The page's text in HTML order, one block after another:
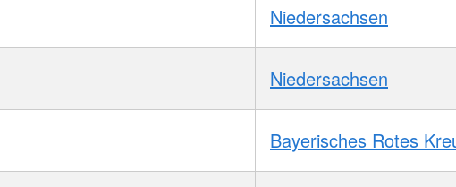
Niedersachsen
Niedersachsen
Bayerisches Rotes